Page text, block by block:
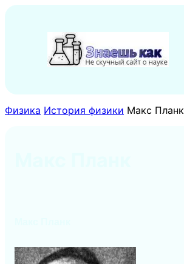
содержимому
Физика История физики Макс Планк